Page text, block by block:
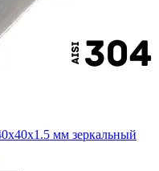
мм зеркальный